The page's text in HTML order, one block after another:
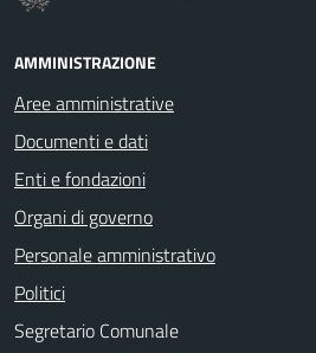
AMMINISTRAZIONE
Aree amministrative
Documenti e dati
Enti e fondazioni
Organi di governo
Personale amministrativo
Politici
Segretario Comunale